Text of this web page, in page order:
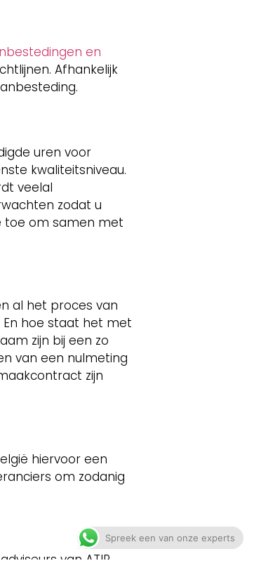
en
Afhankelijk
uren voor
kwaliteitsniveau.
veelal
zodat u
toe om samen met
al het proces van
En hoe staat het met
zijn bij een zo
van een nulmeting
zijn
hiervoor een
om zodanig
van ATIR
Spreek een van onze experts